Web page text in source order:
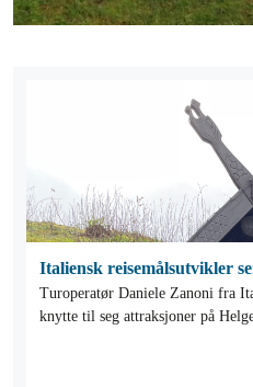
Italiensk reisemålsutvikler
Turoperatør Daniele Zanoni fra
knytte til seg attraksjoner på